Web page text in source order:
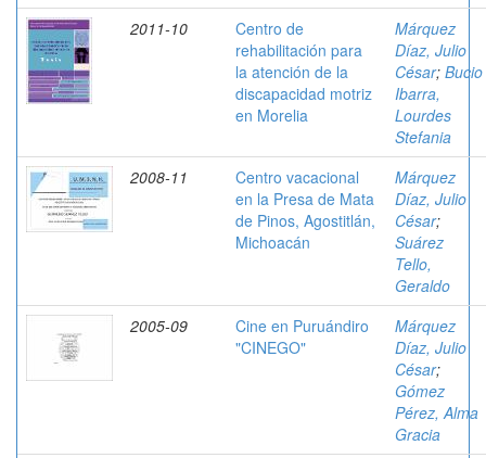
2011-10
Centro de
rehabilitación para
la atención de la
discapacidad motriz
en Morelia
Márquez
Díaz, Julio
César; Bucio
Ibarra,
Lourdes
Stefania
2008-11
Centro vacacional
en la Presa de Mata
de Pinos, Agostitlán,
Michoacán
Márquez
Díaz, Julio
César;
Suárez
Tello,
Geraldo
2005-09
Cine en Puruándiro
"CINEGO"
Márquez
Díaz, Julio
César;
Gómez
Pérez, Alma
Gracia